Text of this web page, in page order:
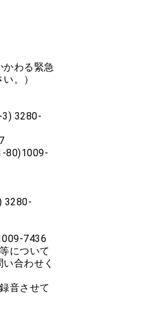
かわる緊急
。）
3) 3280-
80)1009-
3280-
7436
について
合わせく
音させて